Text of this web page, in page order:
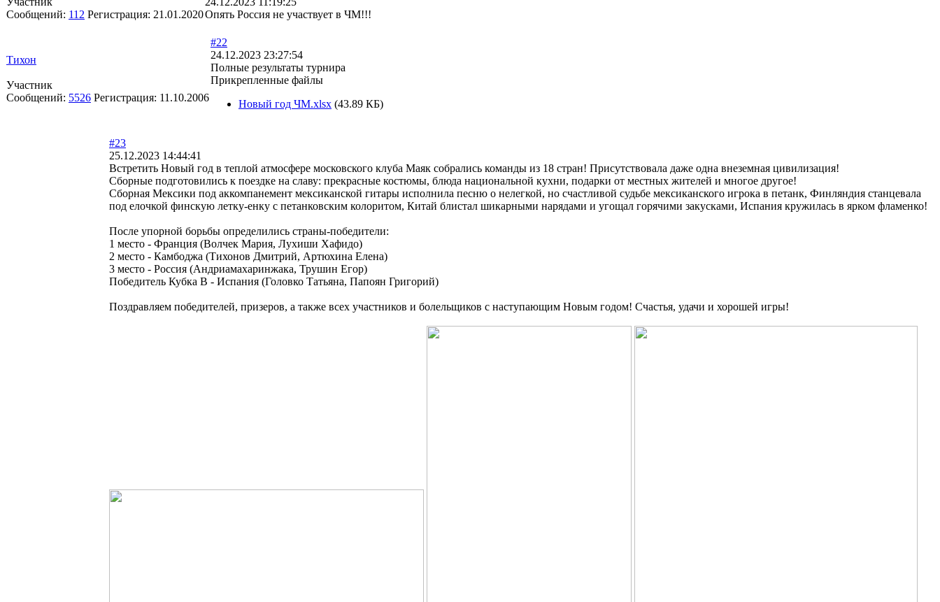
Сообщений: 112 Регистрация: 21.01.2020Опять Россия не участвует в ЧМ!!!
Тихон
Участник
Сообщений: 5526 Регистрация: 11.10.2006
#22
24.12.2023 23:27:54
Полные результаты турнира
Прикрепленные файлы
Новый год ЧМ.xlsx (43.89 КБ)
#23
25.12.2023 14:44:41
Встретить Новый год в теплой атмосфере московского клуба Маяк собрались команды из 18 стран! Присутствовала даже одна внеземная цивилизация!
Сборные подготовились к поездке на славу: прекрасные костюмы, блюда национальной кухни, подарки от местных жителей и многое другое!
Сборная Мексики под аккомпанемент мексиканской гитары исполнила песню о нелегкой, но счастливой судьбе мексиканского игрока в петанк, Финляндия станцевала
под елочкой финскую летку-енку с петанковским колоритом, Китай блистал шикарными нарядами и угощал горячими закусками, Испания кружилась в ярком фламенко!
После упорной борьбы определились страны-победители:
1 место - Франция (Волчек Мария, Лухиши Хафидо)
2 место - Камбоджа (Тихонов Дмитрий, Артюхина Елена)
3 место - Россия (Андриамахаринжака, Трушин Егор)
Победитель Кубка В - Испания (Головко Татьяна, Папоян Григорий)
Поздравляем победителей, призеров, а также всех участников и болельщиков с наступающим Новым годом! Счастья, удачи и хорошей игры!